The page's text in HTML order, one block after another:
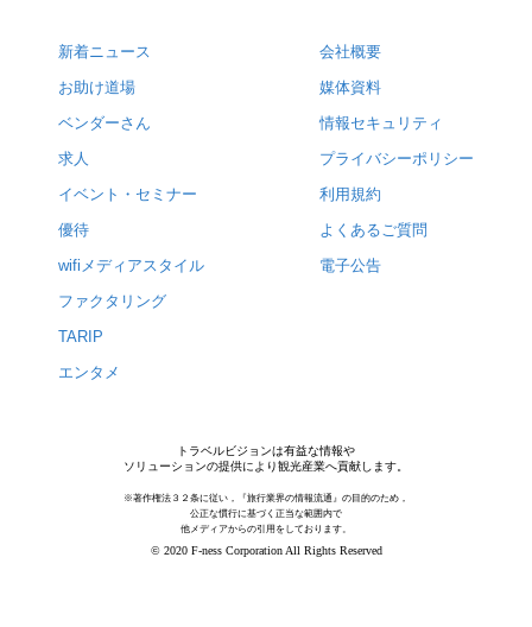
新着ニュース
お助け道場
ベンダーさん
求人
イベント・セミナー
優待
wifiメディアスタイル
ファクタリング
TARIP
エンタメ
会社概要
媒体資料
情報セキュリティ
プライバシーポリシー
利用規約
よくあるご質問
電子公告
トラベルビジョンは有益な情報や
ソリューションの提供により観光産業へ貢献します。
※著作権法３２条に従い，『旅行業界の情報流通』の目的のため，
公正な慣行に基づく正当な範囲内で
他メディアからの引用をしております。
© 2020 F-ness Corporation All Rights Reserved